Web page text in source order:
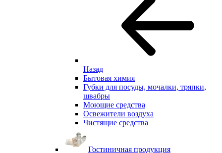
Назад
Бытовая химия
Губки для посуды, мочалки, тряпки,
швабры
Моющие средства
Освежители воздуха
Чистящие средства
Гостиничная продукция